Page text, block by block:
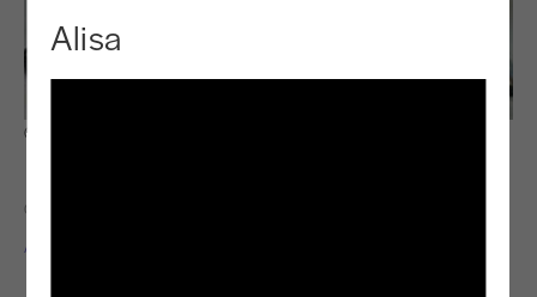
Alisa
Quan sát & Học hỏi
GIÁO VIÊN
Alisa Wyatt